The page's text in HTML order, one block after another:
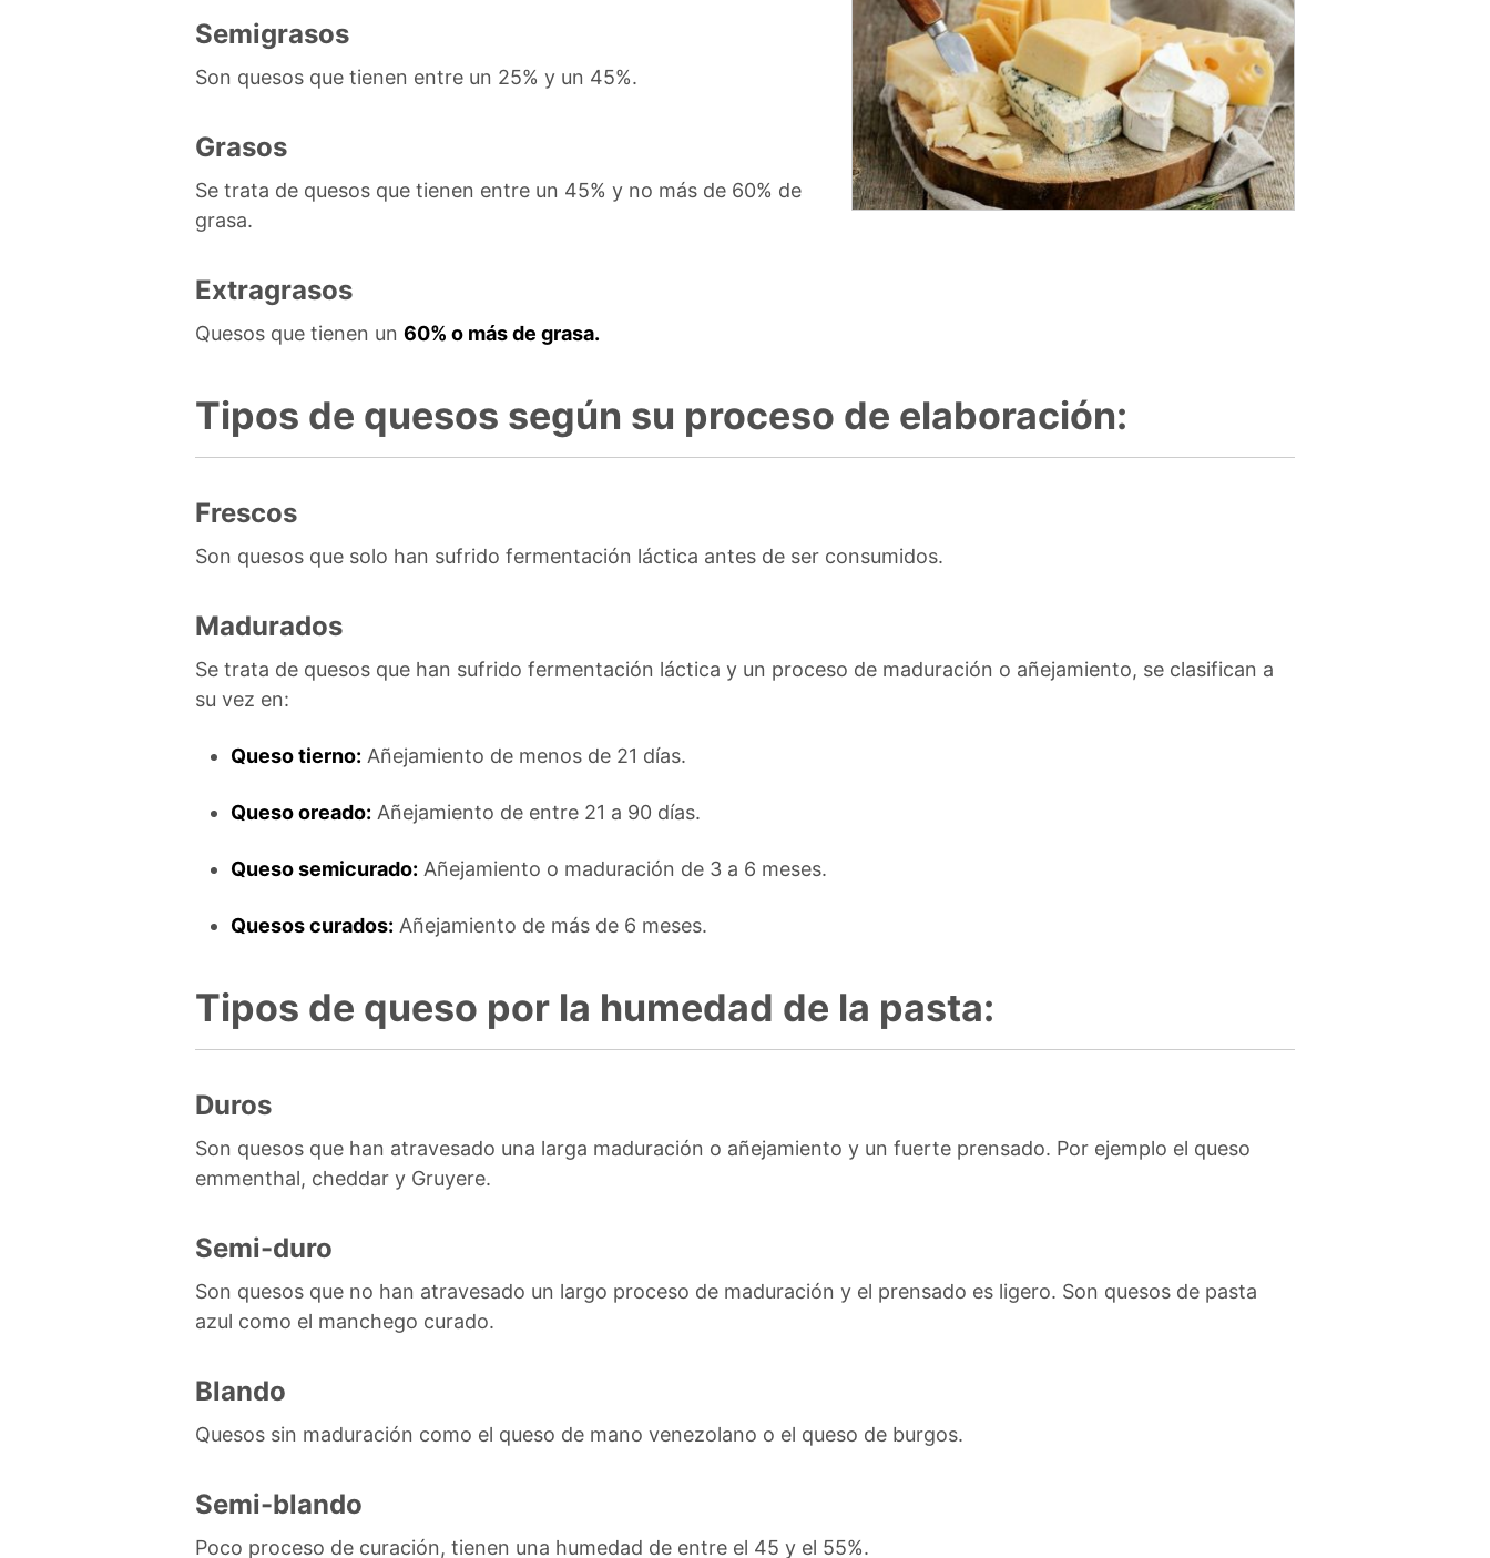
Semigrasos
Son quesos que tienen entre un 25% y un 45%.
Grasos
Se trata de quesos que tienen entre un 45% y no más de 60% de
grasa.
Extragrasos
Quesos que tienen un 60% o más de grasa.
Tipos de quesos según su proceso de elaboración:
­­­­­­­­­­­­Frescos
Son quesos que solo han sufrido fermentación láctica antes de ser consumidos.
Madurados
Se trata de quesos que han sufrido fermentación láctica y un proceso de maduración o añejamiento, se clasifican a
su vez en:
Queso tierno: Añejamiento de menos de 21 días.
Queso oreado: Añejamiento de entre 21 a 90 días.
Queso semicurado: Añejamiento o maduración de 3 a 6 meses.
Quesos curados: Añejamiento de más de 6 meses.
Tipos de queso por la humedad de la pasta:
Duros
Son quesos que han atravesado una larga maduración o añejamiento y un fuerte prensado. Por ejemplo el queso
emmenthal, cheddar y Gruyere.
Semi-duro
Son quesos que no han atravesado un largo proceso de maduración y el prensado es ligero. Son quesos de pasta
azul como el manchego curado.
Blando
Quesos sin maduración como el queso de mano venezolano o el queso de burgos.
Semi-blando
Poco proceso de curación, tienen una humedad de entre el 45 y el 55%.